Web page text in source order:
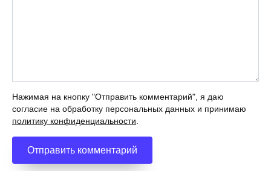
Нажимая на кнопку "Отправить комментарий", я даю
согласие на обработку персональных данных и принимаю
политику конфиденциальности.